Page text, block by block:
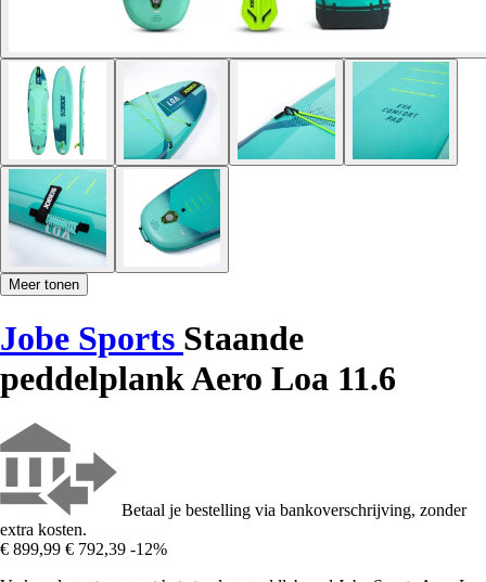
Meer tonen
Jobe Sports Staande
peddelplank Aero Loa 11.6
Betaal je bestelling via bankoverschrijving, zonder
extra kosten.
€ 899,99 € 792,39 -12%